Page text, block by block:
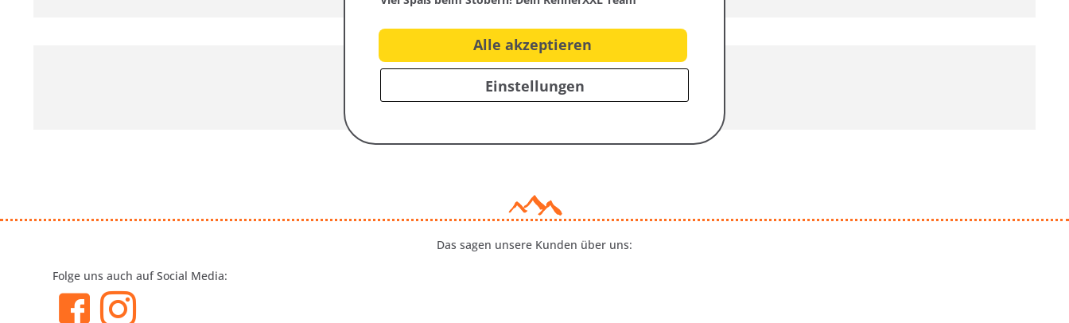
Trusted Shops Bewertungen
Das sagen unsere Kunden über uns:
Folge uns auch auf Social Media:
Alle akzeptieren
Einstellungen